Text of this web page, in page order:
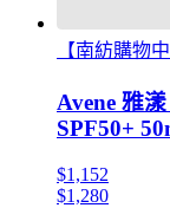
【南紡購物中
Avene 雅
SPF50+
$1,152
$1,280